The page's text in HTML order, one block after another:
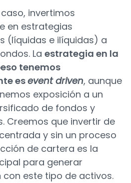
invertimos
en estrategias
(líquidas e ilíquidas) a
La estrategia en la
tenemos
esevent driven, aunque
exposición a un
de fondos y
Creemos que invertir de
y sin un proceso
de cartera es la
para generar
este tipo de activos.